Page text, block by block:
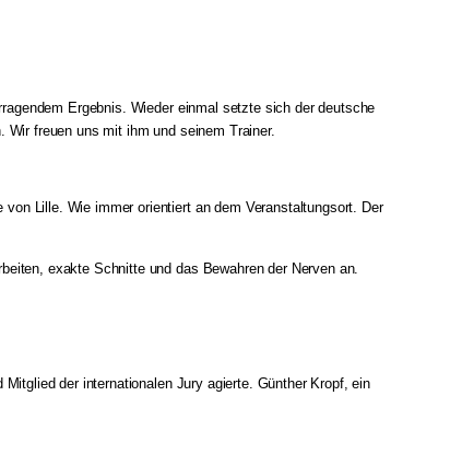
Ergebnis. Wieder einmal setzte sich der deutsche
freuen uns mit ihm und seinem Trainer.
Lille. Wie immer orientiert an dem Veranstaltungsort. Der
exakte Schnitte und das Bewahren der Nerven an.
der internationalen Jury agierte. Günther Kropf, ein